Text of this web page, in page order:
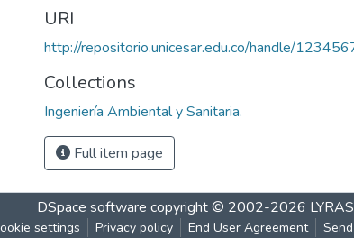
URI
http://repositorio.unicesar.edu.co/handle/
Collections
Ingeniería Ambiental y Sanitaria.
Full item page
DSpace software copyright © 2002-2026
settings Privacy policy End User Agreement